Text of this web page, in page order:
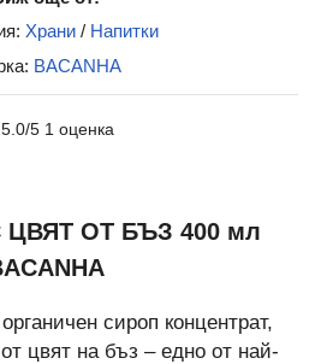
Храни / Напитки
BACANHA
5.0/5 1 оценка
ОТ БЪЗ 400 мл
сироп концентрат,
цвят на бъз – едно от най-